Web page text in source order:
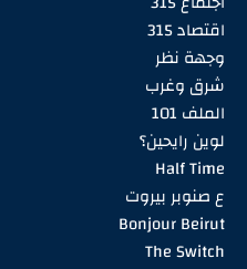
اقتصاد 315
وجهة نظر
شرق وغرب
الملف 101
لوين رايحين؟
Half Time
ع صنوبر بيروت
Bonjour Beirut
The Switch